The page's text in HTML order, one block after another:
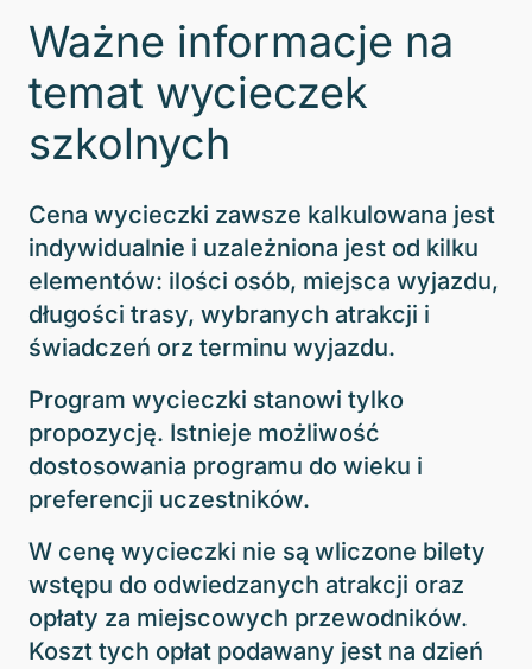
Ważne informacje na
temat wycieczek
szkolnych
Cena wycieczki zawsze kalkulowana jest
indywidualnie i uzależniona jest od kilku
elementów: ilości osób, miejsca wyjazdu,
długości trasy, wybranych atrakcji i
świadczeń orz terminu wyjazdu.
Program wycieczki stanowi tylko
propozycję. Istnieje możliwość
dostosowania programu do wieku i
preferencji uczestników.
W cenę wycieczki nie są wliczone bilety
wstępu do odwiedzanych atrakcji oraz
opłaty za miejscowych przewodników.
Koszt tych opłat podawany jest na dzień